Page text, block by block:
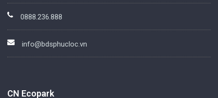
0888.236.888
info@bdsphucloc.vn
CN Ecopark